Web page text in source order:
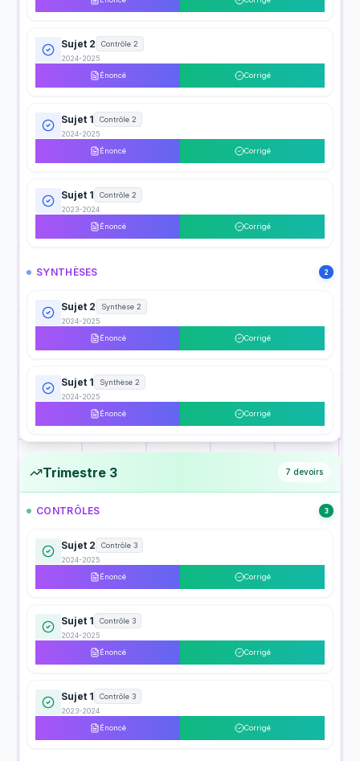
Sujet 2
Contrôle 2
2024-2025
Énoncé
Corrigé
Sujet 1
Contrôle 2
2024-2025
Énoncé
Corrigé
Sujet 1
Contrôle 2
2023-2024
Énoncé
Corrigé
SYNTHÈSES 2
Sujet 2
Synthèse 2
2024-2025
Énoncé
Corrigé
Sujet 1
Synthèse 2
2024-2025
Énoncé
Corrigé
Trimestre 3 7 devoirs
CONTRÔLES 3
Sujet 2
Contrôle 3
2024-2025
Énoncé
Corrigé
Sujet 1
Contrôle 3
2024-2025
Énoncé
Corrigé
Sujet 1
Contrôle 3
2023-2024
Énoncé
Corrigé